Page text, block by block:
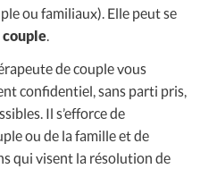
ou familiaux). Elle peut se
.
de couple vous
confidentiel, sans parti pris,
Il s’efforce de
ou de la famille et de
qui visent la résolution de